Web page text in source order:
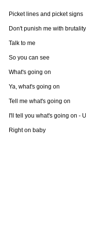
Picket lines and picket signs
Don't punish me with brutality
Talk to me
So you can see
What's going on
Ya, what's going on
Tell me what's going on
I'll tell you what's going on -
Right on baby